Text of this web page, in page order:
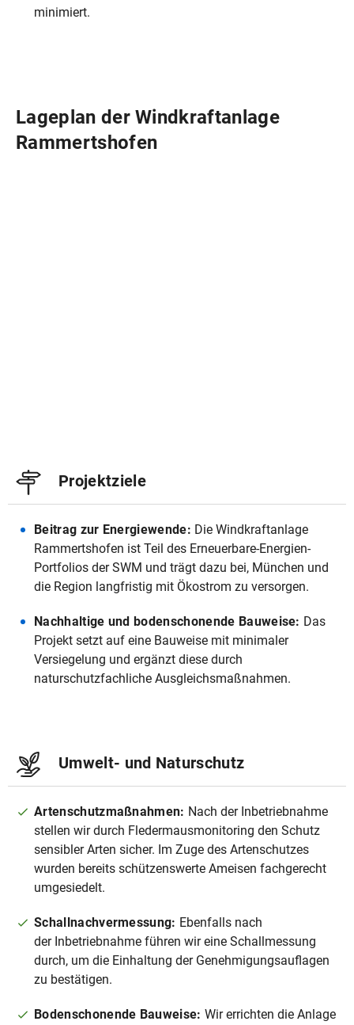
minimiert.
Lageplan der Windkraftanlage
Rammertshofen
Projektziele
Beitrag zur Energiewende: Die Windkraftanlage
Rammertshofen ist Teil des Erneuerbare-Energien-
Portfolios der SWM und trägt dazu bei, München und
die Region langfristig mit Ökostrom zu versorgen.
Nachhaltige und bodenschonende Bauweise: Das
Projekt setzt auf eine Bauweise mit minimaler
Versiegelung und ergänzt diese durch
naturschutzfachliche Ausgleichsmaßnahmen.
Umwelt- und Naturschutz
Artenschutzmaßnahmen: Nach der Inbetriebnahme
stellen wir durch Fledermausmonitoring den Schutz
sensibler Arten sicher. Im Zuge des Artenschutzes
wurden bereits schützenswerte Ameisen fachgerecht
umgesiedelt.
Schallnachvermessung: Ebenfalls nach
der Inbetriebnahme führen wir eine Schallmessung
durch, um die Einhaltung der Genehmigungsauflagen
zu bestätigen.
Bodenschonende Bauweise: Wir errichten die Anlage